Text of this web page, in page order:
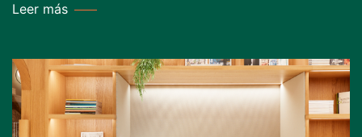
Leer más